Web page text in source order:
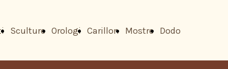
Sculture Orologi Carillon Mostre Dodo